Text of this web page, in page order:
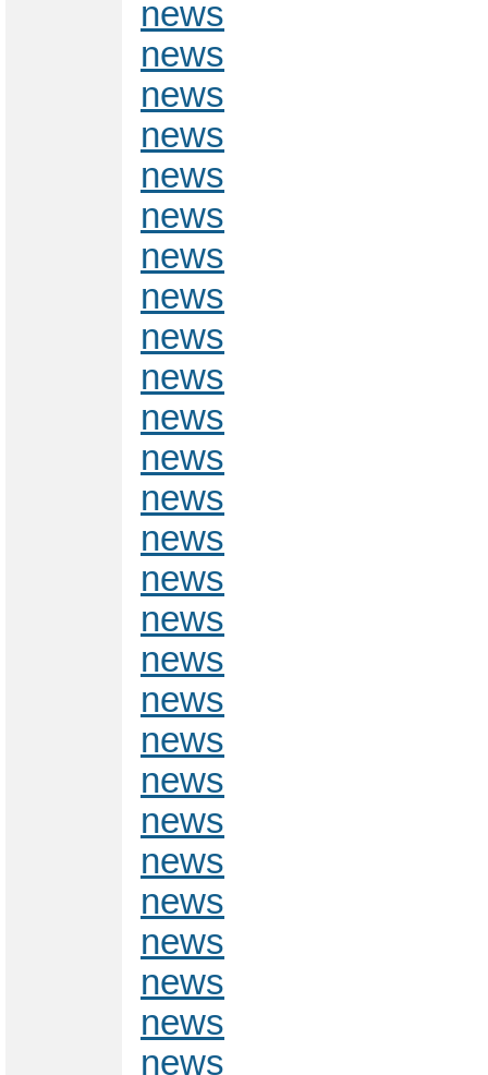
news
news
news
news
news
news
news
news
news
news
news
news
news
news
news
news
news
news
news
news
news
news
news
news
news
news
news